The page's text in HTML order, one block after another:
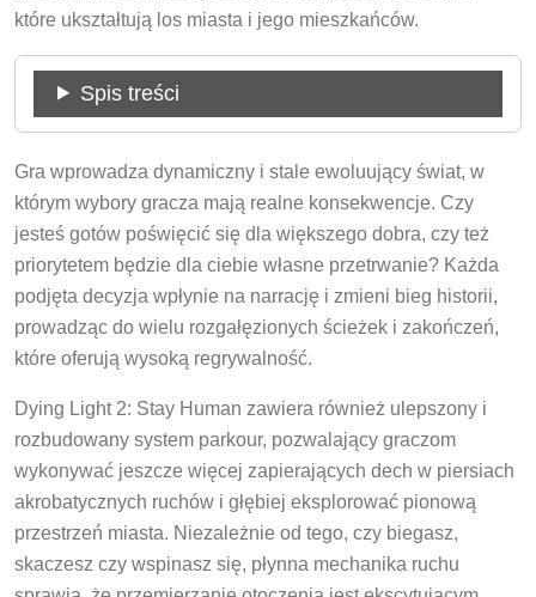
które ukształtują los miasta i jego mieszkańców.
Spis treści
Gra wprowadza dynamiczny i stale ewoluujący świat, w
którym wybory gracza mają realne konsekwencje. Czy
jesteś gotów poświęcić się dla większego dobra, czy też
priorytetem będzie dla ciebie własne przetrwanie? Każda
podjęta decyzja wpłynie na narrację i zmieni bieg historii,
prowadząc do wielu rozgałęzionych ścieżek i zakończeń,
które oferują wysoką regrywalność.
Dying Light 2: Stay Human zawiera również ulepszony i
rozbudowany system parkour, pozwalający graczom
wykonywać jeszcze więcej zapierających dech w piersiach
akrobatycznych ruchów i głębiej eksplorować pionową
przestrzeń miasta. Niezależnie od tego, czy biegasz,
skaczesz czy wspinasz się, płynna mechanika ruchu